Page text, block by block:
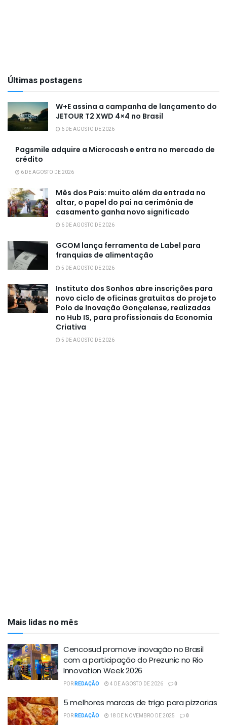
Últimas postagens
W+E assina a campanha de lançamento do
JETOUR T2 XWD 4×4 no Brasil
6 DE AGOSTO DE 2026
Pagsmile adquire a Microcash e entra no mercado de
crédito
6 DE AGOSTO DE 2026
Mês dos Pais: muito além da entrada no
altar, o papel do pai na cerimônia de
casamento ganha novo significado
6 DE AGOSTO DE 2026
GCOM lança ferramenta de Label para
franquias de alimentação
5 DE AGOSTO DE 2026
Instituto dos Sonhos abre inscrições para
novo ciclo de oficinas gratuitas do projeto
Polo de Inovação Gonçalense, realizadas
no Hub IS, para profissionais da Economia
Criativa
5 DE AGOSTO DE 2026
Mais lidas no mês
Cencosud promove inovação no Brasil
com a participação do Prezunic no Rio
Innovation Week 2026
PORREDAÇÃO 4 DE AGOSTO DE 2026 0
5 melhores marcas de trigo para pizzarias
PORREDAÇÃO 18 DE NOVEMBRO DE 2025 0